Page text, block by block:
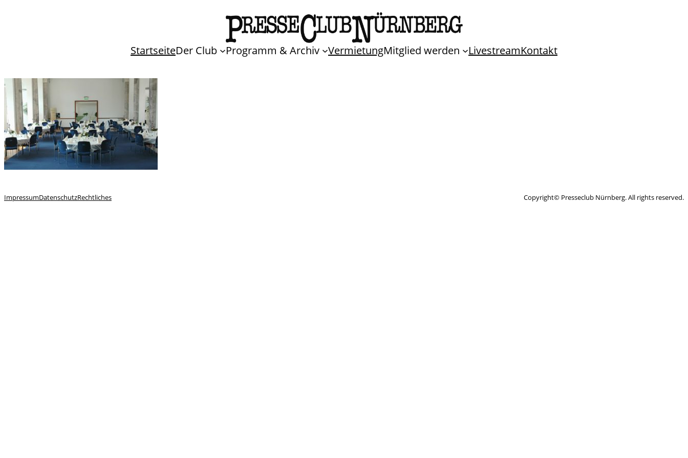
StartseiteDer Club Programm & Archiv VermietungMitglied werden LivestreamKontakt
ImpressumDatenschutzRechtliches Copyright© Presseclub Nürnberg. All rights reserved.